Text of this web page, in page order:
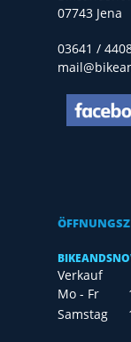
Arbeiten an Ihrem
richtigen Werkzeuge
07743 Jena
03641 /
Verkauf
Mo - Fr
Samstag